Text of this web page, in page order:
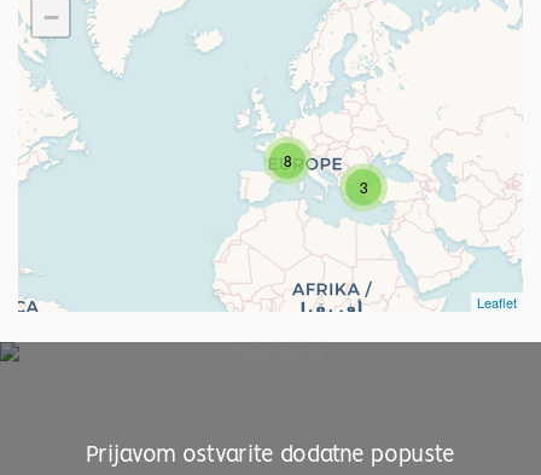
3
8
−
Leaflet
Prijavom ostvarite dodatne popuste